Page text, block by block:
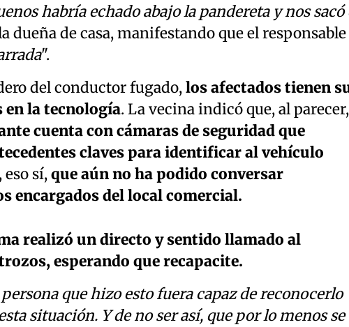
habría echado abajo la pandereta y nos sacó
dueña de casa, manifestando que el responsable
".
del conductor fugado,los afectados tienen
en la tecnología. La vecina indicó que, al parecer,
cuenta con cámaras de seguridad que
claves para identificar al vehículo
eso sí,que aún no ha podido conversar
encargados del local comercial.
realizó un directo y sentido llamado al
esperando que recapacite.
que hizo esto fuera capaz de reconocerlo
situación. Y de no ser así, que por lo menos se